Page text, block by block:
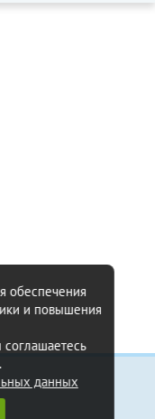
обеспечения
и повышения
данных